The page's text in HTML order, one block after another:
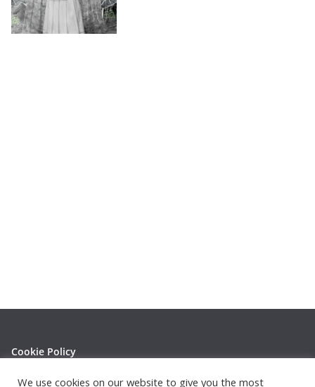
Cookie Policy
Privacy Policy
We use cookies on our website to give you the most